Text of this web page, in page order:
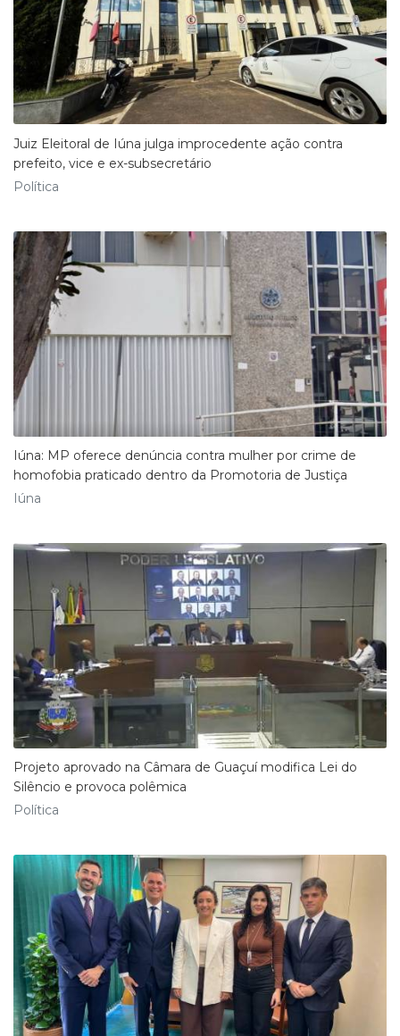
Juiz Eleitoral de Iúna julga improcedente ação contra
prefeito, vice e ex-subsecretário
Política
Iúna: MP oferece denúncia contra mulher por crime de
homofobia praticado dentro da Promotoria de Justiça
Iúna
Projeto aprovado na Câmara de Guaçuí modifica Lei do
Silêncio e provoca polêmica
Política